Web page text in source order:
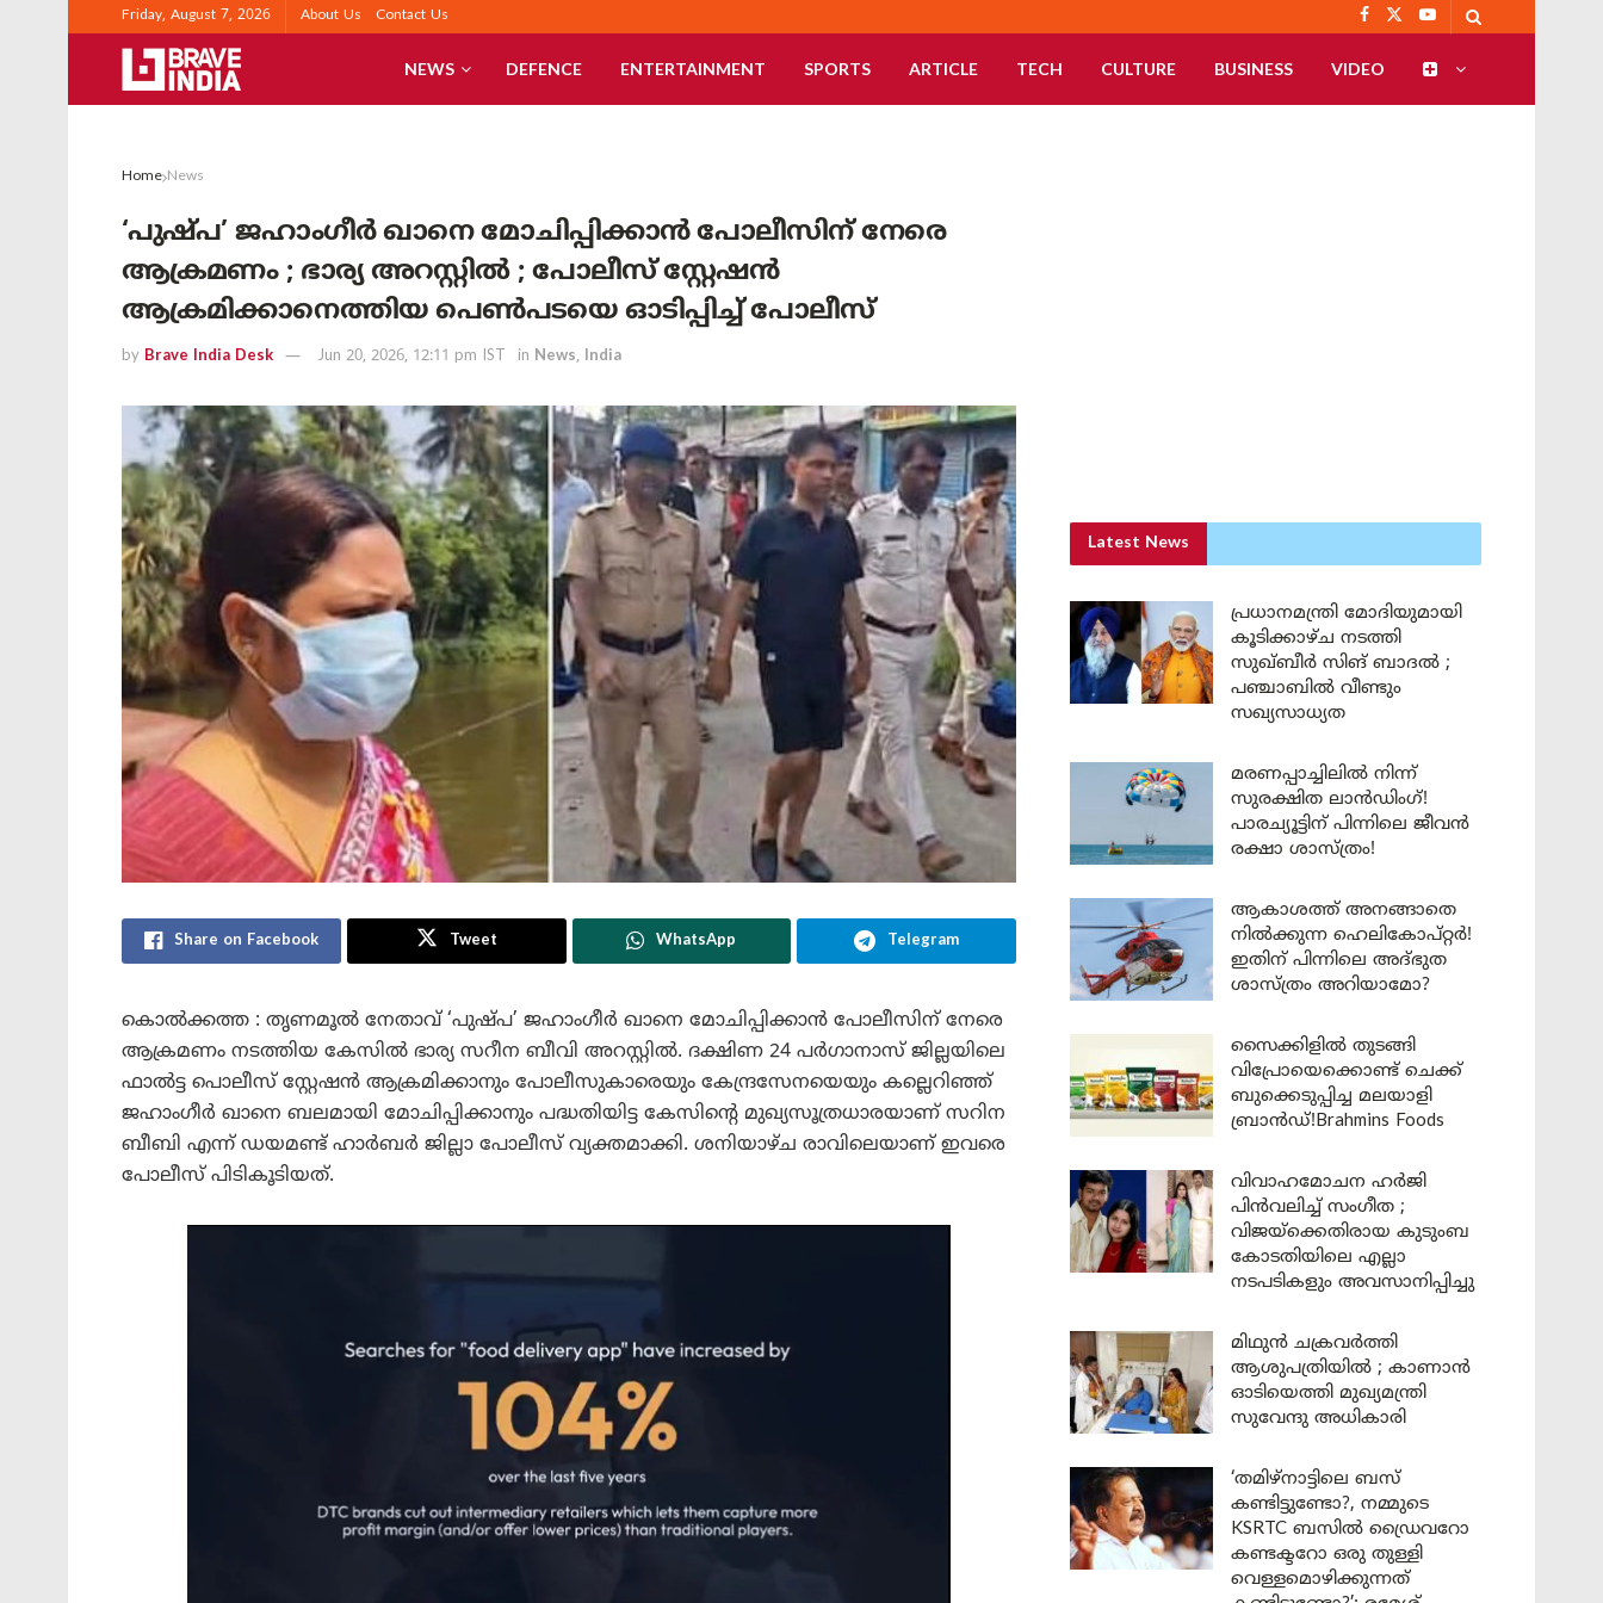
Friday, August 7, 2026 About Us Contact Us
NEWS DEFENCE ENTERTAINMENT SPORTS ARTICLE TECH CULTURE BUSINESS VIDEO
Home News
‘പുഷ്പ’ ജഹാംഗീർ ഖാനെ മോചിപ്പിക്കാൻ പോലീസിന് നേരെ
ആക്രമണം ; ഭാര്യ അറസ്റ്റിൽ ; പോലീസ് സ്റ്റേഷൻ
ആക്രമിക്കാനെത്തിയ പെൺപടയെ ഓടിപ്പിച്ച് പോലീസ്
by Brave India Desk Jun 20, 2026, 12:11 pm IST in News, India
Share on Facebook Tweet WhatsApp Telegram
കൊൽക്കത്ത : തൃണമൂൽ നേതാവ് ‘പുഷ്പ’ ജഹാംഗീർ ഖാനെ മോചിപ്പിക്കാൻ പോലീസിന് നേരെ
ആക്രമണം നടത്തിയ കേസിൽ ഭാര്യ സറീന ബീവി അറസ്റ്റിൽ. ദക്ഷിണ 24 പർഗാനാസ് ജില്ലയിലെ
ഫാൽട്ട പൊലീസ് സ്റ്റേഷൻ ആക്രമിക്കാനും പോലീസുകാരെയും കേന്ദ്രസേനയെയും കല്ലെറിഞ്ഞ്
ജഹാംഗീർ ഖാനെ ബലമായി മോചിപ്പിക്കാനും പദ്ധതിയിട്ട കേസിന്റെ മുഖ്യസൂത്രധാരയാണ് സറിന
ബീബി എന്ന് ഡയമണ്ട് ഹാർബർ ജില്ലാ പോലീസ് വ്യക്തമാക്കി. ശനിയാഴ്ച രാവിലെയാണ് ഇവരെ
പോലീസ് പിടികൂടിയത്.
Latest News
പ്രധാനമന്ത്രി മോദിയുമായി
കൂടിക്കാഴ്ച നടത്തി
സുഖ്ബീർ സിങ് ബാദൽ ;
പഞ്ചാബിൽ വീണ്ടും
സഖ്യസാധ്യത
മരണപ്പാച്ചിലിൽ നിന്ന്
സുരക്ഷിത ലാൻഡിംഗ്!
പാരച്യൂട്ടിന് പിന്നിലെ ജീവൻ
രക്ഷാ ശാസ്ത്രം!
ആകാശത്ത് അനങ്ങാതെ
നില്‍ക്കുന്ന ഹെലികോപ്റ്റര്‍!
ഇതിന് പിന്നിലെ അദ്ഭുത
ശാസ്ത്രം അറിയാമോ?
സൈക്കിളിൽ തുടങ്ങി
വിപ്രോയെക്കൊണ്ട് ചെക്ക്
ബുക്കെടുപ്പിച്ച മലയാളി
ബ്രാൻഡ്!Brahmins Foods
വിവാഹമോചന ഹർജി
പിൻവലിച്ച് സംഗീത ;
വിജയ്ക്കെതിരായ കുടുംബ
കോടതിയിലെ എല്ലാ
നടപടികളും അവസാനിപ്പിച്ചു
മിഥുൻ ചക്രവർത്തി
ആശുപത്രിയിൽ ; കാണാൻ
ഓടിയെത്തി മുഖ്യമന്ത്രി
സുവേന്ദു അധികാരി
‘തമിഴ്‌നാട്ടിലെ ബസ്
കണ്ടിട്ടുണ്ടോ?, നമ്മുടെ
KSRTC ബസിൽ ഡ്രൈവറോ
കണ്ടക്ടറോ ഒരു തുള്ളി
വെള്ളമൊഴിക്കുന്നത്